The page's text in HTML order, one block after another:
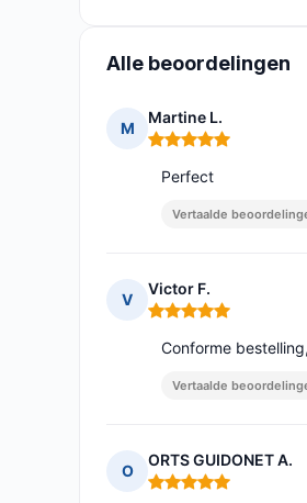
Alle beoordelingen
M
Martine L.
Opmerking: 5 van 5
Perfect
Vertaalde
V
Victor F.
Opmerking: 5 van 5
Conforme
Vertaalde
O
ORTS GUIDONET A.
Opmerking: 5 van 5